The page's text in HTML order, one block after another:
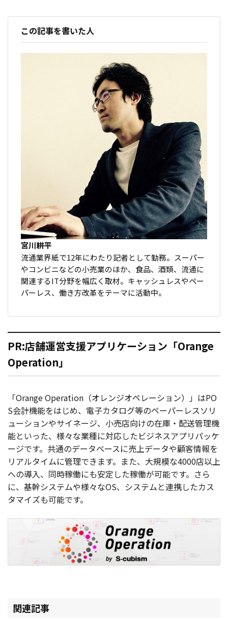
この記事を書いた人
宮川耕平
流通業界紙で12年にわたり記者として勤務。スーパー
やコンビニなどの小売業のほか、食品、酒類、流通に
関連するIT分野を幅広く取材。キャッシュレスやペー
パーレス、働き方改革をテーマに活動中。
PR:店舗運営支援アプリケーション「Orange
Operation」
「Orange Operation（オレンジオペレーション）」はPO
S会計機能をはじめ、電子カタログ等のペーパーレスソリ
ューションやサイネージ、小売店向けの在庫・配送管理機
能といった、様々な業種に対応したビジネスアプリパッケ
ージです。共通のデータベースに売上データや顧客情報を
リアルタイムに管理できます。また、大規模な4000店以上
への導入、同時稼働にも安定した稼働が可能です。さら
に、基幹システムや様々なOS、システムと連携したカス
タマイズも可能です。
関連記事